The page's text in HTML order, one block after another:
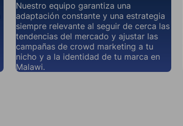
Nuestro equipo garantiza una
adaptación constante y una estrategia
siempre relevante al seguir de cerca las
tendencias del mercado y ajustar las
campañas de crowd marketing a tu
nicho y a la identidad de tu marca en
Malawi.